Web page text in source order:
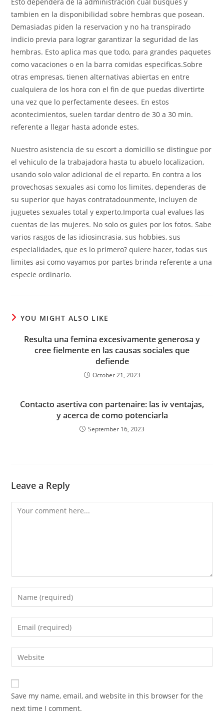
tambien en la disponibilidad sobre hembras que posean.
Demasiadas piden la reservacion y no ha transpirado
indicio previa para lograr garantizar la seguridad de las
hembras. Esto aplica mas que todo, para grandes paquetes
como vacaciones o en la barra comidas especificas.Sobre
otras empresas, tienen alternativas abiertas en entre
cualquiera de los hora con el fin de que puedas divertirte
una vez que lo perfectamente desees. En estos
acontecimientos, suelen tardar dentro de 30 a 30 min.
referente a llegar hasta adonde estes.
Nuestro asistencia de su escort a domicilio se distingue por
el vehiculo de la trabajadora hasta tu abuelo localizacion,
usando solo valor adicional de el reparto. En contra a los
provechosas sexuales asi­ como los limites, dependeras de
su superior que hayas contratadounmente, incluyen de
juguetes sexuales total y experto.Importa cual evalues las
cuentas de las mujeres. No solo os guies por los fotos. Sabe
varios rasgos de las idiosincrasia, sus hobbies, sus
especialidades, que es lo primero? quiere hacer, todas sus
limites asi­ como vayamos por partes brinda referente a una
especie ordinario.
YOU MIGHT ALSO LIKE
Resulta una femina excesivamente generosa y
cree fielmente en las causas sociales que
defiende
October 21, 2023
Contacto asertiva con partenaire: las iv ventajas,
y acerca de como potenciarla
September 16, 2023
Leave a Reply
Comment
Enter
your
name
comment
Enter
your
email
address
comment
Enter
your
website
URL
(optional)
Save my name, email, and website in this browser for the
next time I comment.